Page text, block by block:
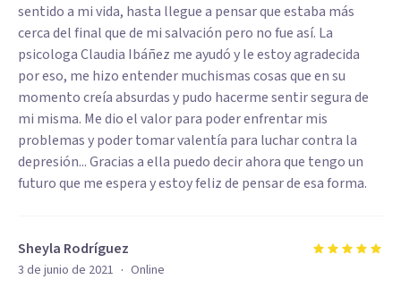
sentido a mi vida, hasta llegue a pensar que estaba más
cerca del final que de mi salvación pero no fue así. La
psicologa Claudia Ibáñez me ayudó y le estoy agradecida
por eso, me hizo entender muchismas cosas que en su
momento creía absurdas y pudo hacerme sentir segura de
mi misma. Me dio el valor para poder enfrentar mis
problemas y poder tomar valentía para luchar contra la
depresión... Gracias a ella puedo decir ahora que tengo un
futuro que me espera y estoy feliz de pensar de esa forma.
Sheyla Rodríguez
3 de junio de 2021 · Online